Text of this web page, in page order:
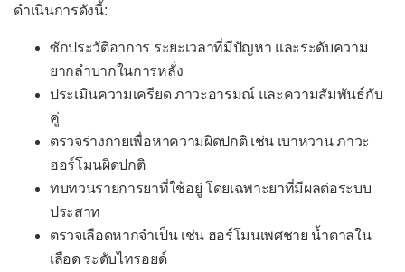
หมดสติ
หอบเหนื่อย
ออกผื่น
ไอเป็นเลือด
ไอเรื้อรัง
-- เฉพาะทารกและเด็กเล็ก --
ดำเนินการดังนี้:
ซักประวัติอาการ ระยะเวลาที่มีปัญหา และระดับความ
ยากลำบากในการหลั่ง
ประเมินความเครียด ภาวะอารมณ์ และความสัมพันธ์กับ
คู่
ตรวจร่างกายเพื่อหาความผิดปกติ เช่น เบาหวาน ภาวะ
ฮอร์โมนผิดปกติ
ทบทวนรายการยาที่ใช้อยู่ โดยเฉพาะยาที่มีผลต่อระบบ
ประสาท
ตรวจเลือดหากจำเป็น เช่น ฮอร์โมนเพศชาย น้ำตาลใน
เลือด ระดับไทรอยด์